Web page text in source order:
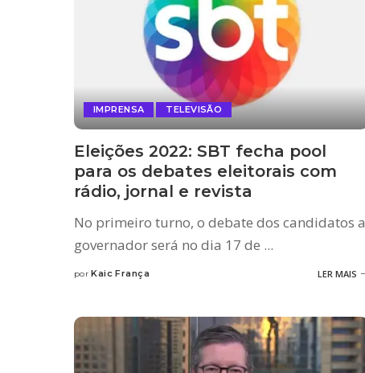
IMPRENSA TELEVISÃO
Eleições 2022: SBT fecha pool
para os debates eleitorais com
rádio, jornal e revista
No primeiro turno, o debate dos candidatos a
governador será no dia 17 de ...
Posted
por Kaic França LER MAIS